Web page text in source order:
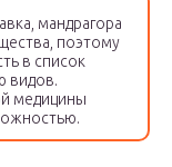
мандрагора
поэтому
в список
видов.
медицины